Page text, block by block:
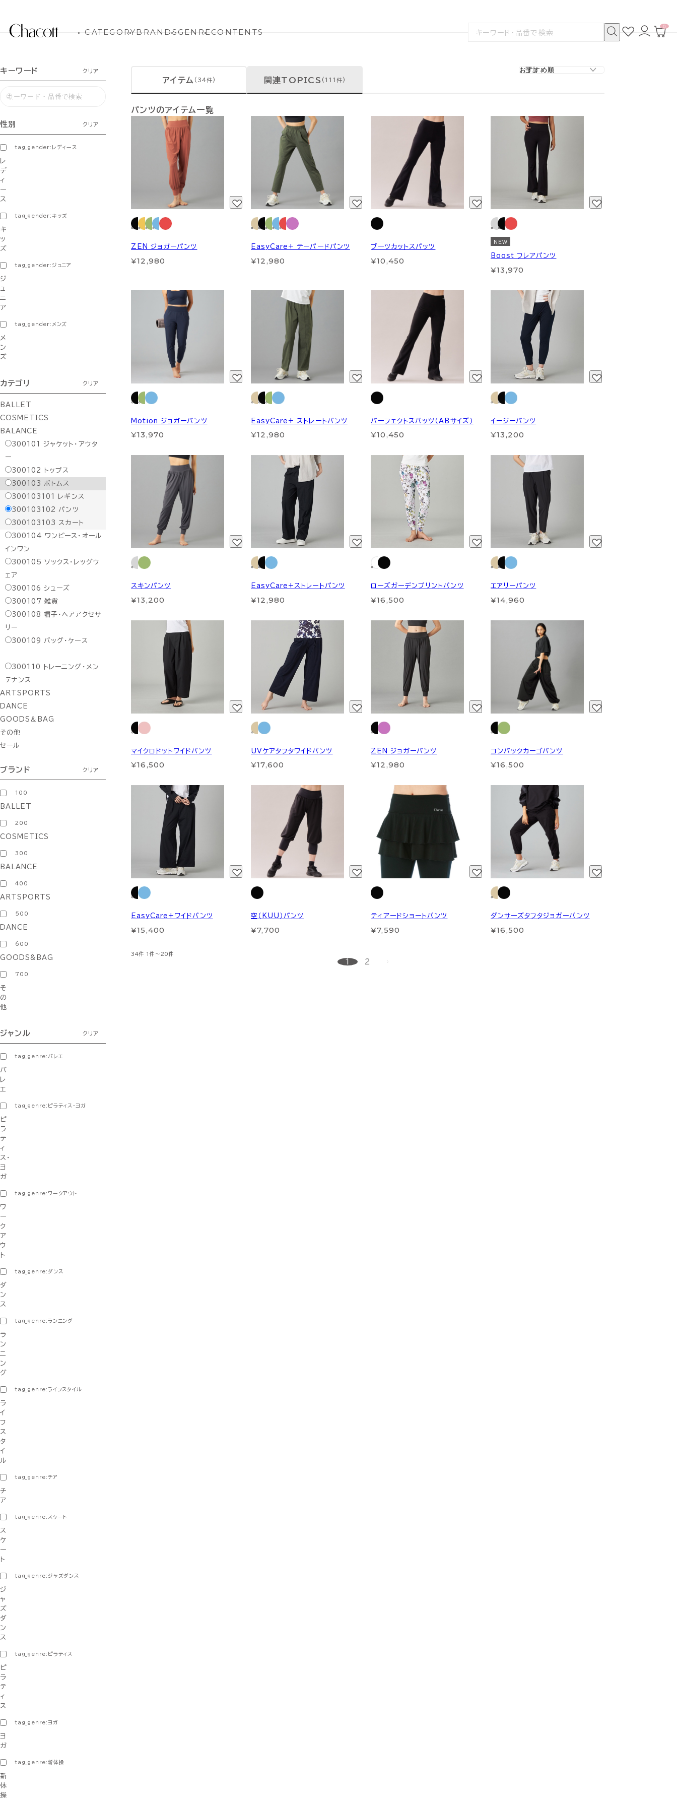
CATEGORYBRANDSGENRECONTENTS
検
お
気
ロ
グ
カ
0
キーワード クリア
性別 クリア
tag_gender:レディース
レ
デ
ィ
ー
ス
tag_gender:キッズ
キ
ッ
ズ
tag_gender:ジュニア
ジ
ュ
ニ
ア
tag_gender:メンズ
メ
ン
ズ
カテゴリ クリア
BALLET
COSMETICS
BALANCE
300101
ジャケット・アウタ
ー
300102
トップス
300103
ボトムス
300103101
レギンス
300103102
パンツ
300103103
スカート
300104
ワンピース・オール
インワン
300105
ソックス・レッグウ
ェア
300106 シューズ
300107 雑貨
300108 帽子・ヘアアクセサ
リー
300109
バッグ・ケース
300110
トレーニング・メン
テナンス
ARTSPORTS
DANCE
GOODS＆BAG
その他
セール
ブランド クリア
100
BALLET
200
COSMETICS
300
BALANCE
400
ARTSPORTS
500
DANCE
600
GOODS&BAG
700
そ
の
他
ジャンル クリア
tag_genre:バレエ
バ
レ
エ
tag_genre:ピラティス・ヨガ
ピ
ラ
テ
ィ
ス・
ヨ
ガ
tag_genre:ワークアウト
ワ
ー
ク
ア
ウ
ト
tag_genre:ダンス
ダ
ン
ス
tag_genre:ランニング
ラ
ン
ニ
ン
グ
tag_genre:ライフスタイル
ラ
イ
フ
ス
タ
イ
ル
tag_genre:チア
チ
ア
tag_genre:スケート
ス
ケ
ー
ト
tag_genre:ジャズダンス
ジ
ャ
ズ
ダ
ン
ス
tag_genre:ピラティス
ピ
ラ
テ
ィ
ス
tag_genre:ヨガ
ヨ
ガ
tag_genre:新体操
新
体
操
アイテム (34件) 関連TOPICS (111件)
パンツのアイテム一覧
ZEN ジョガーパンツ
¥12,980
EasyCare+ テーパードパンツ
¥12,980
ブーツカットスパッツ
¥10,450
NEW
Boost フレアパンツ
¥13,970
Motion ジョガーパンツ
¥13,970
EasyCare+ ストレートパンツ
¥12,980
パーフェクトスパッツ（ABサイズ）
¥10,450
イージーパンツ
¥13,200
スキンパンツ
¥13,200
EasyCare+ストレートパンツ
¥12,980
ローズガーデンプリントパンツ
¥16,500
エアリーパンツ
¥14,960
マイクロドットワイドパンツ
¥16,500
UVケアタフタワイドパンツ
¥17,600
ZEN ジョガーパンツ
¥12,980
コンパックカーゴパンツ
¥16,500
EasyCare+ワイドパンツ
¥15,400
空（KUU）パンツ
¥7,700
ティアードショートパンツ
¥7,590
ダンサーズタフタジョガーパンツ
¥16,500
34件 1件～20件
1 2